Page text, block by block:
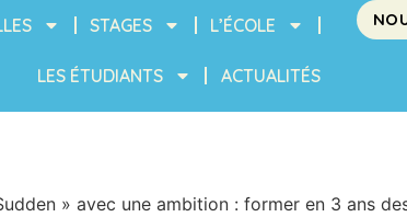
STAGES L’ÉCOLE
LES ÉTUDIANTS ACTUALITÉS
» avec une ambition : former en 3 ans